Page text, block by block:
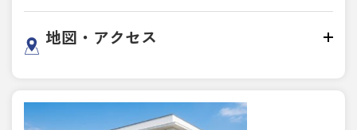
地図・アクセス